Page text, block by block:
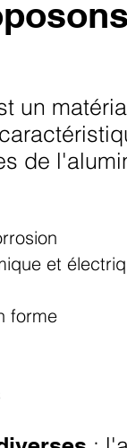
un
de
et
forme